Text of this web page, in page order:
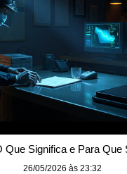
Que Significa e Para Que
26/05/2026 às 23:32